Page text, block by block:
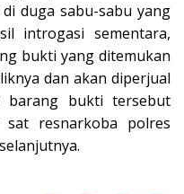
duga sabu-sabu yang
introgasi sementara,
bukti yang ditemukan
dan akan diperjual
barang bukti tersebut
resnarkoba polres